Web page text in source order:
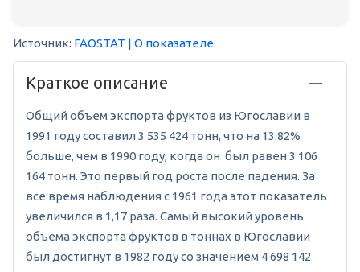
Источник: FAOSTAT | О показателе
Краткое описание
Общий объем экспорта фруктов из Югославии в
1991 году составил 3 535 424 тонн, что на 13.82%
больше, чем в 1990 году, когда он был равен 3 106
164 тонн. Это первый год роста после падения. За
все время наблюдения с 1961 года этот показатель
увеличился в 1,17 раза. Самый высокий уровень
объема экспорта фруктов в тоннах в Югославии
был достигнут в 1982 году со значением 4 698 142